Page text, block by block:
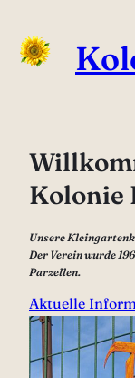
Inhalt
springen
Kolonie
Unsere
Der Verein wurde
Parzellen.
Aktuelle